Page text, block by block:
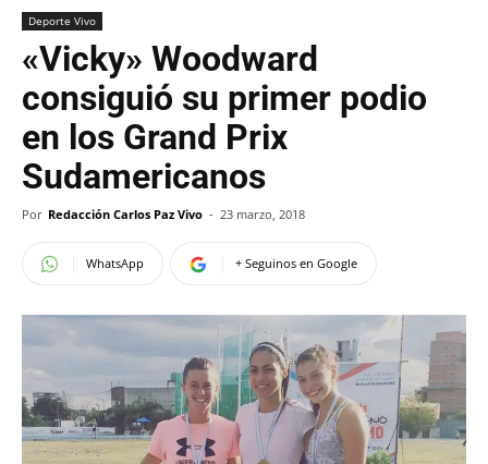
Deporte Vivo
«Vicky» Woodward
consiguió su primer podio
en los Grand Prix
Sudamericanos
Por Redacción Carlos Paz Vivo - 23 marzo, 2018
WhatsApp + Seguinos en Google